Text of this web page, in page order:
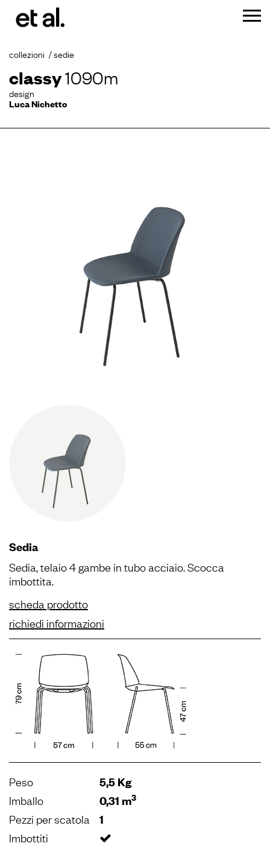
collezioni sedie
classy1090m
design
Luca Nichetto
Sedia
Sedia, telaio 4 gambe in tubo acciaio. Scocca
imbottita.
scheda prodotto
richiedi informazioni
Peso 5,5 Kg
Imballo 0,31 m3
Pezzi per scatola 1
Imbottiti